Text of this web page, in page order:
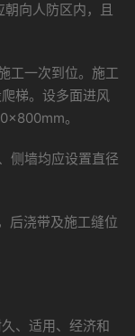
向人防区内，且
工一次到位。施工
梯。设多面进风
。
侧墙均应设置直径
后浇带及施工缝位
、适用、经济和